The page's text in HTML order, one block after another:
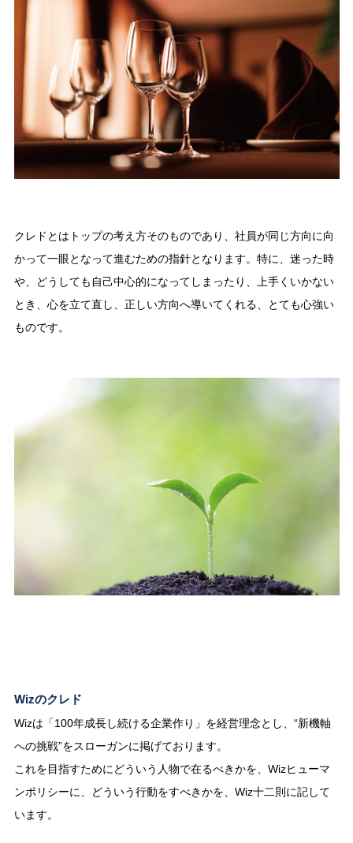
クレドとはトップの考え方そのものであり、社員が同じ方向に向
かって一眼となって進むための指針となります。特に、迷った時
や、どうしても自己中心的になってしまったり、上手くいかない
とき、心を立て直し、正しい方向へ導いてくれる、とても心強い
ものです。
Wizのクレド
Wizは「100年成長し続ける企業作り」を経営理念とし、“新機軸
への挑戦”をスローガンに掲げております。
これを目指すためにどういう人物で在るべきかを、Wizヒューマ
ンポリシーに、どういう行動をすべきかを、Wiz十二則に記して
います。